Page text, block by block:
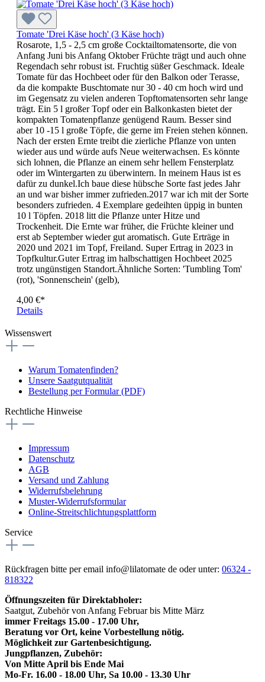
Tomate 'Drei Käse hoch' (3 Käse hoch)
Rosarote, 1,5 - 2,5 cm große Cocktailtomatensorte, die von
Anfang Juni bis Anfang Oktober Früchte trägt und auch ohne
Regendach sehr robust ist. Fruchtig süßer Geschmack. Ideale
Tomate für das Hochbeet oder für den Balkon oder Terasse,
da die kompakte Buschtomate nur 30 - 40 cm hoch wird und
im Gegensatz zu vielen anderen Topftomatensorten sehr lange
trägt. Ein 5 l großer Topf oder ein Balkonkasten bietet der
kompakten Tomatenpflanze genügend Raum. Besser sind
aber 10 -15 l große Töpfe, die gerne im Freien stehen können.
Nach der ersten Ernte treibt die zierliche Pflanze von unten
wieder aus und würde aufs Neue weiterwachsen. Es könnte
sich lohnen, die Pflanze an einem sehr hellem Fensterplatz
oder im Wintergarten zu überwintern. In meinem Haus ist es
dafür zu dunkel.Ich baue diese hübsche Sorte fast jedes Jahr
an und war bisher immer zufrieden.2017 war ich mit der Sorte
besonders zufrieden. 4 Exemplare gedeihten üppig in bunten
10 l Töpfen. 2018 litt die Pflanze unter Hitze und
Trockenheit. Die Ernte war früher, die Früchte kleiner und
erst ab September wieder gut aromatisch. Gute Erträge in
2020 und 2021 im Topf, Freiland. Super Ertrag in 2023 in
Topfkultur.Guter Ertrag im halbschattigen Hochbeet 2025
trotz ungünstigen Standort.Ähnliche Sorten: 'Tumbling Tom'
(rot), 'Sonnenschein' (gelb),
4,00 €*
Details
Wissenswert
Warum Tomatenfinden?
Unsere Saatgutqualität
Bestellung per Formular (PDF)
Rechtliche Hinweise
Impressum
Datenschutz
AGB
Versand und Zahlung
Widerrufsbelehrung
Muster-Widerrufsformular
Online-Streitschlichtungsplattform
Service
Rückfragen bitte per email info@lilatomate de oder unter: 06324 -
818322
Öffnungszeiten für Direktabholer:
Saatgut, Zubehör von Anfang Februar bis Mitte März
immer Freitags 15.00 - 17.00 Uhr,
Beratung vor Ort, keine Vorbestellung nötig.
Möglichkeit zur Gartenbesichtigung.
Jungpflanzen, Zubehör:
Von Mitte April bis Ende Mai
Mo-Fr. 16.00 - 18.00 Uhr, Sa 10.00 - 13.30 Uhr